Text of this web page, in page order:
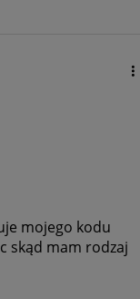
mojego kodu
skąd mam rodzaj